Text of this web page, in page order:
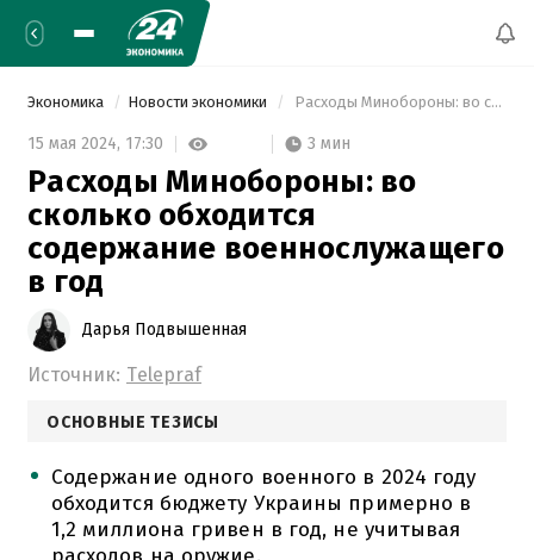
Экономика Новости экономики Расходы Минобороны: во сколько обходится содержание военнослужащего в год
15 мая 2024, 17:30 3 мин
Расходы Минобороны: во
сколько обходится
содержание военнослужащего
в год
Дарья Подвышенная
Источник: Telepraf
ОСНОВНЫЕ ТЕЗИСЫ
Содержание одного военного в 2024 году
обходится бюджету Украины примерно в
1,2 миллиона гривен в год, не учитывая